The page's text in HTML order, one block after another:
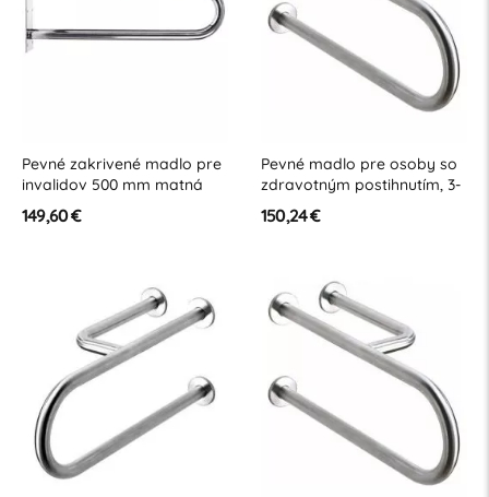
Pevné zakrivené madlo pre
invalidov 500 mm matná
nehrdzavejúca oceľ
149,60 €
Pevné madlo pre osoby so
zdravotným postihnutím, 3-
podperné, pravé, 550 mm,
lesklé
150,24 €